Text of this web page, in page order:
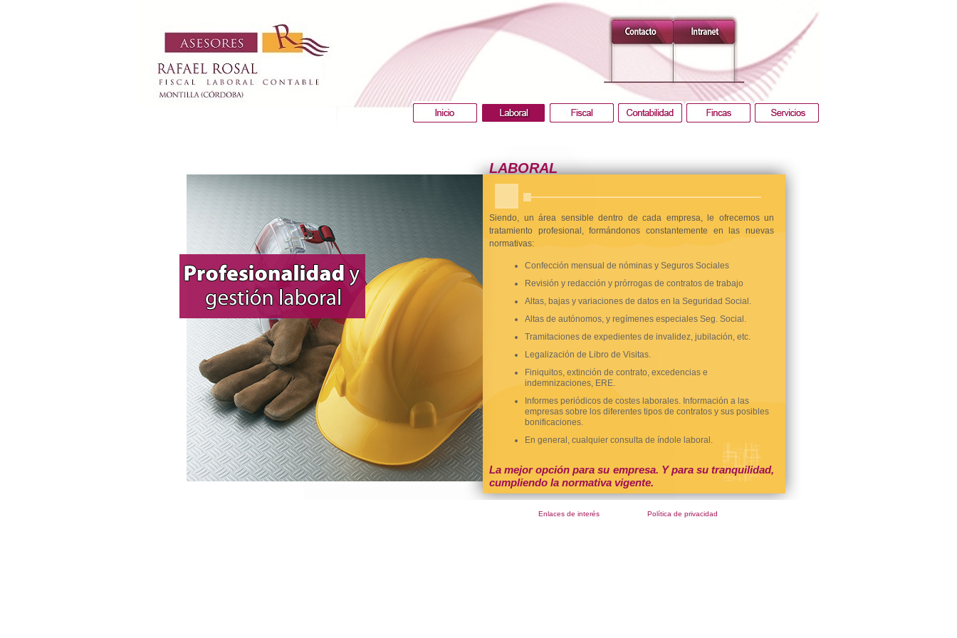
LABORAL
Siendo, un área sensible dentro de cada empresa, le ofrecemos un
tratamiento profesional, formándonos constantemente en las nuevas
normativas:
Confección mensual de nóminas y Seguros Sociales
Revisión y redacción y prórrogas de contratos de trabajo
Altas, bajas y variaciones de datos en la Seguridad Social.
Altas de autónomos, y regímenes especiales Seg. Social.
Tramitaciones de expedientes de invalidez, jubilación, etc.
Legalización de Libro de Visitas.
Finiquitos, extinción de contrato, excedencias e
indemnizaciones, ERE.
Informes periódicos de costes laborales. Información a las
empresas sobre los diferentes tipos de contratos y sus posibles
bonificaciones.
En general, cualquier consulta de índole laboral.
La mejor opción para su empresa. Y para su tranquilidad,
cumpliendo la normativa vigente.
Enlaces de interés Política de privacidad